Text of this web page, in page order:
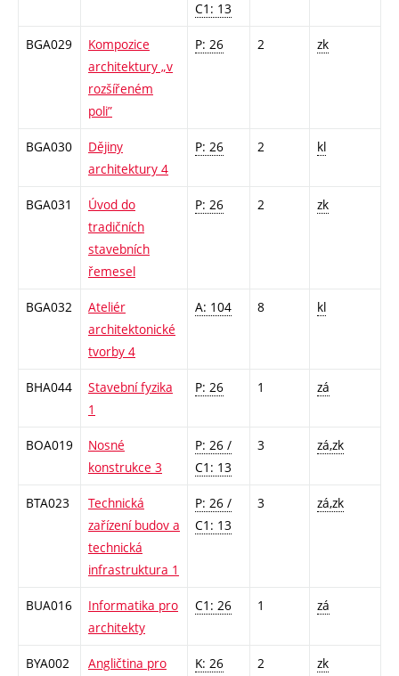
C1: 13
BGA029
Kompozice
architektury „v
rozšířeném
poli”
P: 26 2 zk
BGA030
Dějiny
architektury 4
P: 26 2 kl
BGA031
Úvod do
tradičních
stavebních
řemesel
P: 26 2 zk
BGA032
Ateliér
architektonické
tvorby 4
A: 104 8 kl
BHA044
Stavební fyzika
1
P: 26 1 zá
BOA019
Nosné
konstrukce 3
P: 26 /
C1: 13
3 zá,zk
BTA023
Technická
zařízení budov a
technická
infrastruktura 1
P: 26 /
C1: 13
3 zá,zk
BUA016
Informatika pro
architekty
C1: 26 1 zá
BYA002
Angličtina pro
K: 26 2 zk